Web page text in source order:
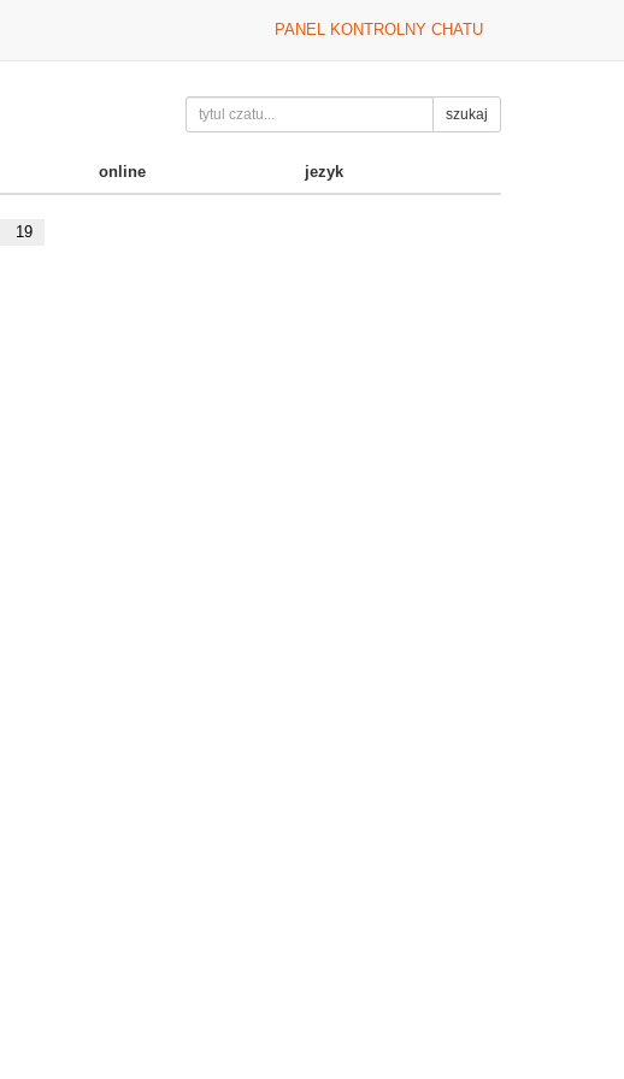
PANEL KONTROLNY CHATU
szukaj
online jezyk
19